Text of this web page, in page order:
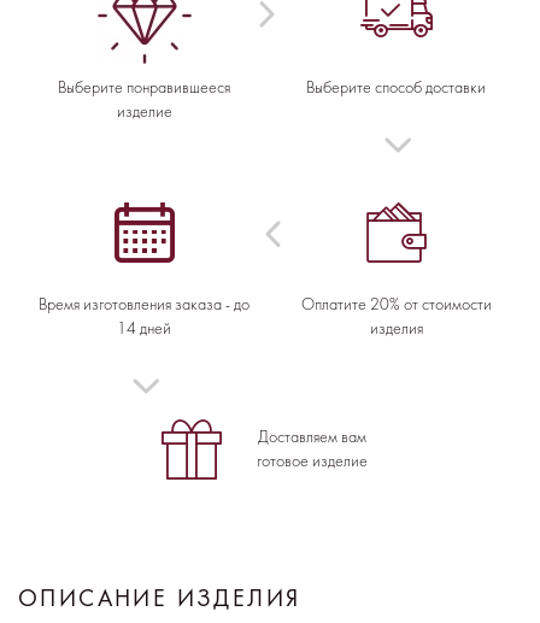
Выберите понравившееся
изделие
Выберите способ доставки
Оплатите 20% от стоимости
изделия
Время изготовления заказа - до
14 дней
Доставляем вам
готовое изделие
ОПИСАНИЕ ИЗДЕЛИЯ